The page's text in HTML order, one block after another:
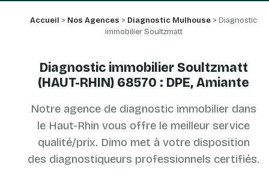
Accueil > Nos Agences > Diagnostic Mulhouse> Diagnostic
immobilier Soultzmatt
Diagnostic immobilier Soultzmatt
(HAUT-RHIN) 68570 : DPE, Amiante
Notre agence de diagnostic immobilier dans
le Haut-Rhin vous offre le meilleur service
qualité/prix. Dimo met à votre disposition
des diagnostiqueurs professionnels certifiés.